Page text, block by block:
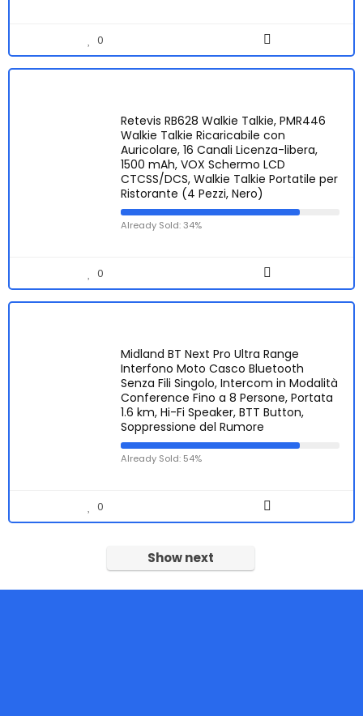
0
Retevis RB628 Walkie Talkie, PMR446
Walkie Talkie Ricaricabile con
Auricolare, 16 Canali Licenza-libera,
1500 mAh, VOX Schermo LCD
CTCSS/DCS, Walkie Talkie Portatile per
Ristorante (4 Pezzi, Nero)
Already Sold: 34%
0
Midland BT Next Pro Ultra Range
Interfono Moto Casco Bluetooth
Senza Fili Singolo, Intercom in Modalità
Conference Fino a 8 Persone, Portata
1.6 km, Hi-Fi Speaker, BTT Button,
Soppressione del Rumore
Already Sold: 54%
0
Show next